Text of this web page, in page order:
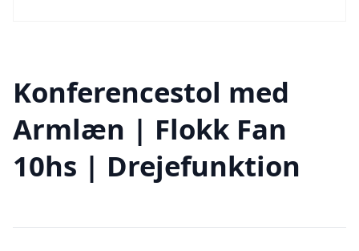
Konferencestol med
Armlæn | Flokk Fan
10hs | Drejefunktion